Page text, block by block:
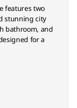
features two
stunning city
bathroom, and
for a